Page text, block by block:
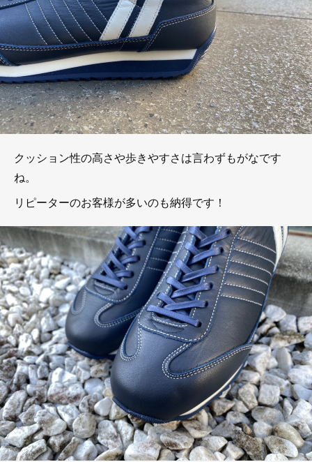
クッション性の高さや歩きやすさは言わずもがなです
ね。
リピーターのお客様が多いのも納得です！